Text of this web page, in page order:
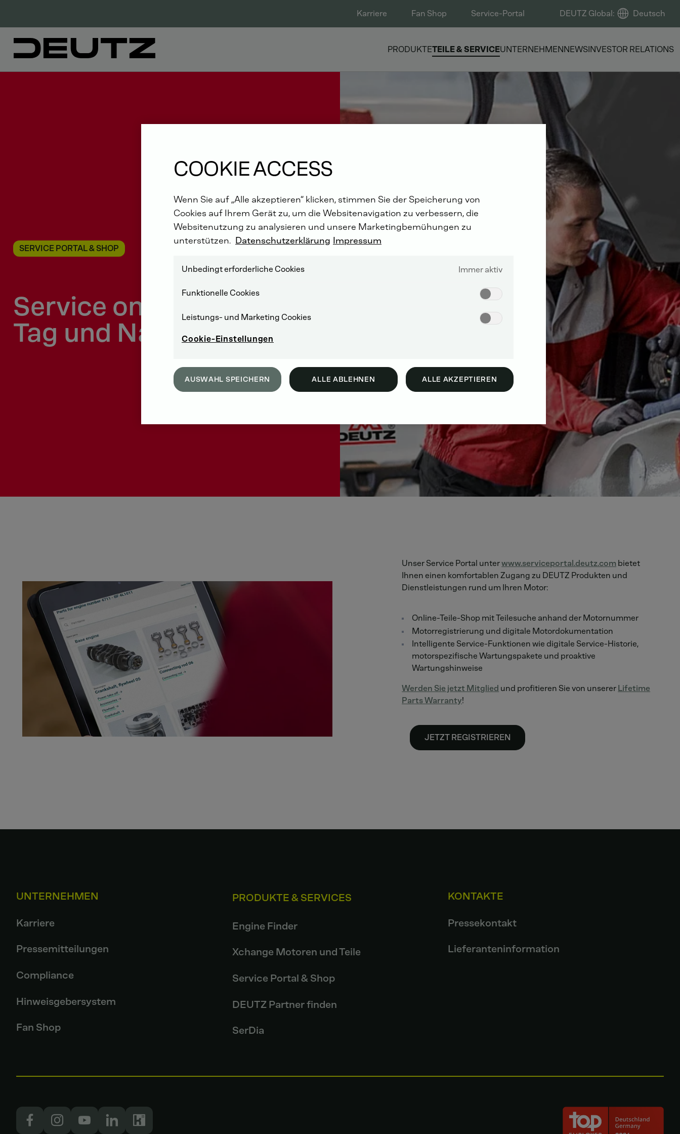
Karriere Fan Shop Service-Portal DEUTZ Global: Deutsch
PRODUKTETEILE & SERVICEUNTERNEHMENNEWSINVESTOR RELATIONS
SERVICE PORTAL & SHOP
Service online -
Tag und Nacht
Unser Service Portal unterwww.serviceportal.deutz.com bietet
Ihnen einen komfortablen Zugang zu DEUTZ Produkten und
Dienstleistungen rund um Ihren Motor:
Online-Teile-Shop mit Teilesuche anhand der Motornummer
Motorregistrierung und digitale Motordokumentation
Intelligente Service-Funktionen wie digitale Service-Historie,
motorspezifische Wartungspakete und proaktive
Wartungshinweise
Werden Sie jetzt Mitglied und profitieren Sie von unserer Lifetime
Parts Warranty!
JETZT REGISTRIEREN
UNTERNEHMEN
Karriere
Pressemitteilungen
Compliance
Hinweisgebersystem
Fan Shop
PRODUKTE & SERVICES
Engine Finder
Xchange Motoren und Teile
Service Portal & Shop
DEUTZ Partner finden
SerDia
KONTAKTE
Pressekontakt
Lieferanteninformation
COOKIE ACCESS
Wenn Sie auf „Alle akzeptieren“ klicken, stimmen Sie der Speicherung von
Cookies auf Ihrem Gerät zu, um die Websitenavigation zu verbessern, die
Websitenutzung zu analysieren und unsere Marketingbemühungen zu
unterstützen. Datenschutzerklärung Impressum
Unbedingt erforderliche Cookies Immer aktiv
Funktionelle Cookies
Leistungs- und Marketing Cookies
Cookie-Einstellungen
AUSWAHL SPEICHERN ALLE ABLEHNEN ALLE AKZEPTIEREN